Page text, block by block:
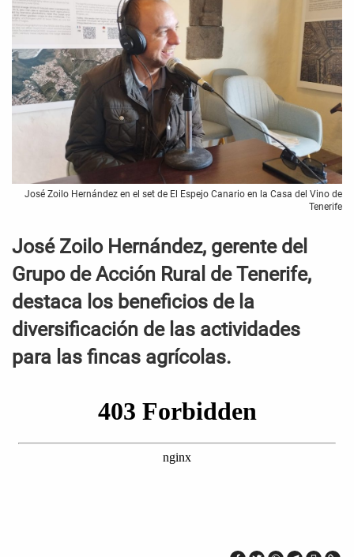
José Zoilo Hernández en el set de El Espejo Canario en la Casa del Vino de
Tenerife
José Zoilo Hernández, gerente del
Grupo de Acción Rural de Tenerife,
destaca los beneficios de la
diversificación de las actividades
para las fincas agrícolas.